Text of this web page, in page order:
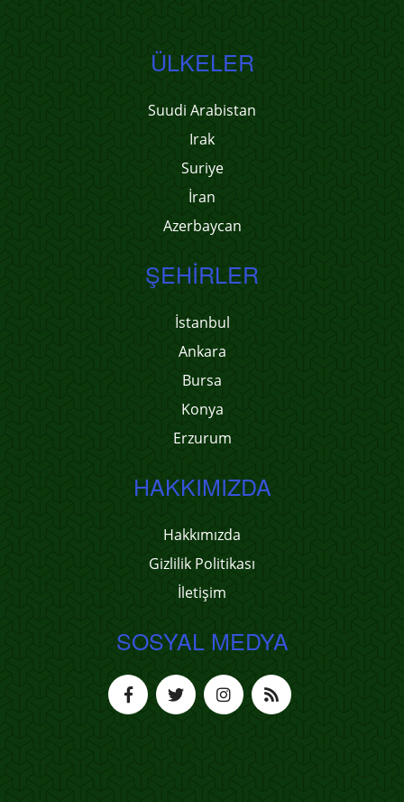
ÜLKELER
Suudi Arabistan
Irak
Suriye
İran
Azerbaycan
ŞEHIRLER
İstanbul
Ankara
Bursa
Konya
Erzurum
HAKKIMIZDA
Hakkımızda
Gizlilik Politikası
İletişim
SOSYAL MEDYA